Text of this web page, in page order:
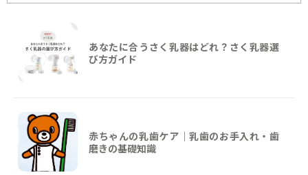
あなたに合うさく乳器はどれ？さく乳器選
び方ガイド
赤ちゃんの乳歯ケア｜乳歯のお手入れ・歯
磨きの基礎知識